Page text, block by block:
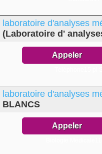
laboratoire d'analyses
(Laboratoire d'
Appeler
laboratoire d'analyses
BLANCS
Appeler